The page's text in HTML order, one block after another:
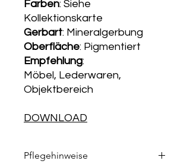
Farben: Siehe
Kollektionskarte
Gerbart: Mineralgerbung
Oberfläche: Pigmentiert
Empfehlung:
Möbel, Lederwaren,
Objektbereich
DOWNLOAD
Pflegehinweise